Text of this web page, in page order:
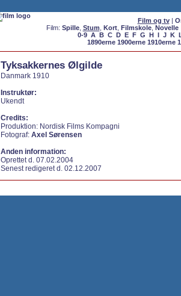
Film og tv|
Film: Spille, Stum Kort, Filmskole, Novelle
0-9 A B C D E F G H I J K
1890erne 1900erne 1910erne
Tyksakkernes Ølgilde
Danmark 1910
Instruktør:
Ukendt
Credits:
Produktion: Nordisk Films Kompagni
Fotograf: Axel Sørensen
Anden information:
Oprettet d. 07.02.2004
Senest redigeret d. 02.12.2007